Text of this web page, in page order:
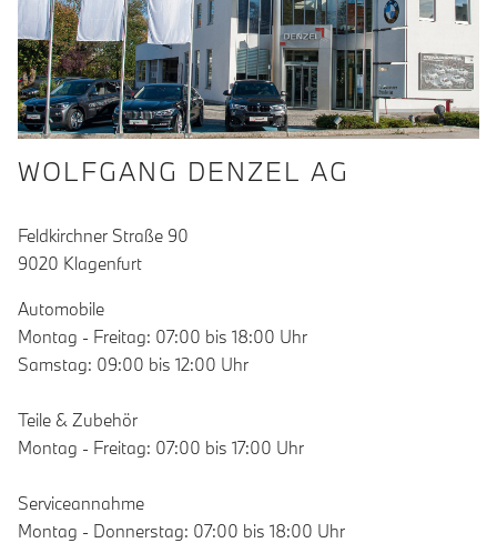
WOLFGANG DENZEL AG
Feldkirchner Straße 90
9020 Klagenfurt
Automobile
Montag - Freitag: 07:00 bis 18:00 Uhr
Samstag: 09:00 bis 12:00 Uhr
Teile & Zubehör
Montag - Freitag: 07:00 bis 17:00 Uhr
Serviceannahme
Montag - Donnerstag: 07:00 bis 18:00 Uhr